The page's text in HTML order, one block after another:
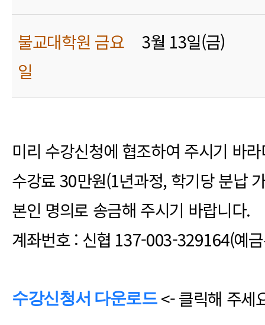
불교대학원 금요
일
3월 13일(금)
미리 수강신청에 협조하여 주시기 바
수강료 30만원(1년과정, 학기당 분납
본인 명의로 송금해 주시기 바랍니다.
계좌번호 : 신협 137-003-329164(예
수강신청서 다운로드<- 클릭해 주세